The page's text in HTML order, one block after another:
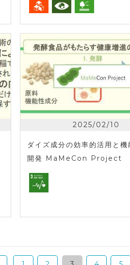
2025/02/10
ダイズ成分の効率的活用と機
開発 MaMeCon Project